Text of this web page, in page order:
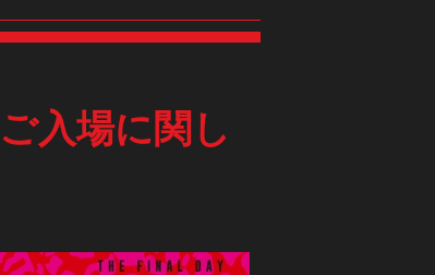
入場に関し